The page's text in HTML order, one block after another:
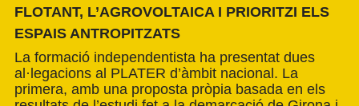
FLOTANT, L’AGROVOLTAICA I PRIORITZI ELS
ESPAIS ANTROPITZATS
La formació independentista ha presentat dues
al·legacions al PLATER d’àmbit nacional. La
primera, amb una proposta pròpia basada en els